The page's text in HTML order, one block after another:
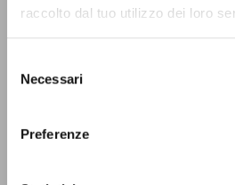
raccolto dal tuo utilizzo dei loro
delNecessari
Preferenze
Giussani Carmen
RESULTADOS